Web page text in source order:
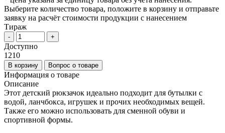
Выберите количество товара, положите в корзину и отправьте
заявку на расчёт стоимости продукции с нанесением
Тираж
- +
Доступно
1210
В корзину Вопрос о товаре
Информация о товаре
Описание
Этот детский рюкзачок идеально подходит для бутылки с
водой, ланчбокса, игрушек и прочих необходимых вещей.
Также его можно использовать для сменной обуви и
спортивной формы.